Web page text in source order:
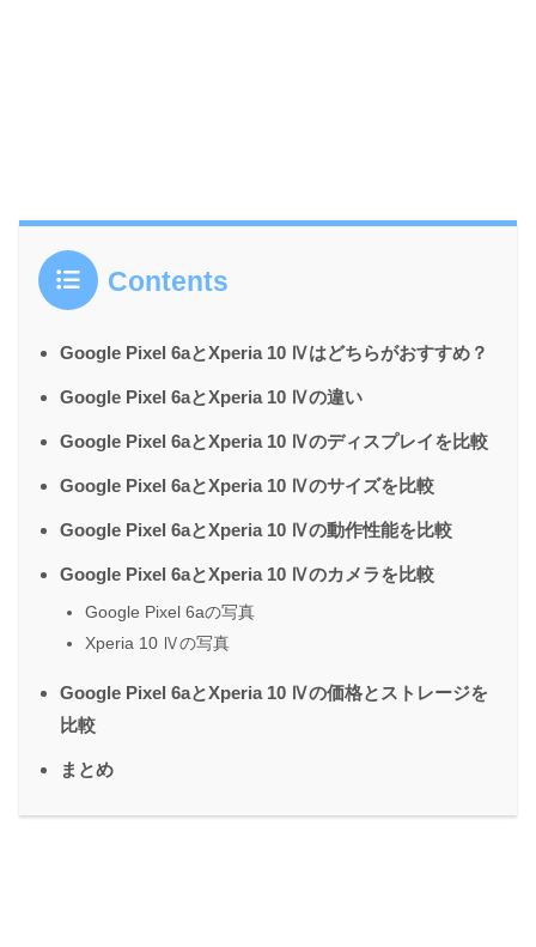
Contents
Google Pixel 6aとXperia 10 Ⅳはどちらがおすすめ？
Google Pixel 6aとXperia 10 Ⅳの違い
Google Pixel 6aとXperia 10 Ⅳのディスプレイを比較
Google Pixel 6aとXperia 10 Ⅳのサイズを比較
Google Pixel 6aとXperia 10 Ⅳの動作性能を比較
Google Pixel 6aとXperia 10 Ⅳのカメラを比較
Google Pixel 6aの写真
Xperia 10 Ⅳの写真
Google Pixel 6aとXperia 10 Ⅳの価格とストレージを
比較
まとめ